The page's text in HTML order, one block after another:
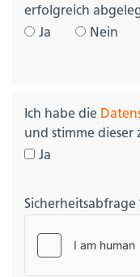
erfolgreich
Ja
Nein
Ich habe die
und stimme dieser
Ja
Sicherheitsabfrage